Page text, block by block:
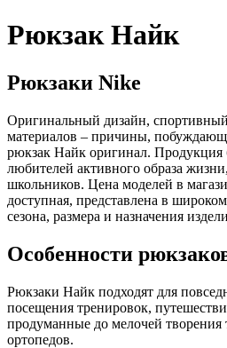
Рюкзак Найк
Рюкзаки Nike
Оригинальный дизайн, спортивный
материалов – причины,
рюкзак Найк оригинал. Продукция
любителей активного образа
школьников. Цена моделей в
доступная, представлена в
сезона, размера и назначения
Особенности
Рюкзаки Найк подходят для
посещения тренировок,
продуманные до мелочей творения
ортопедов.